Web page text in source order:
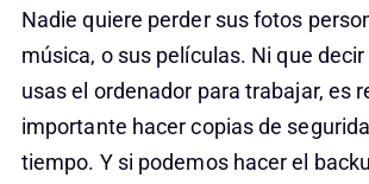
Nadie quiere perder sus fotos
música, o sus películas. Ni que
usas el ordenador para trabajar, es
importante hacer copias de
tiempo. Y si podemos hacer el